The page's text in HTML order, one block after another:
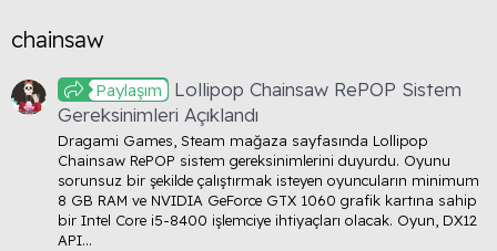
chainsaw
Paylaşım
Lollipop Chainsaw RePOP Sistem
Gereksinimleri Açıklandı
Dragami Games, Steam mağaza sayfasında Lollipop
Chainsaw RePOP sistem gereksinimlerini duyurdu. Oyunu
sorunsuz bir şekilde çalıştırmak isteyen oyuncuların minimum
8 GB RAM ve NVIDIA GeForce GTX 1060 grafik kartına sahip
bir Intel Core i5-8400 işlemciye ihtiyaçları olacak. Oyun, DX12
API...